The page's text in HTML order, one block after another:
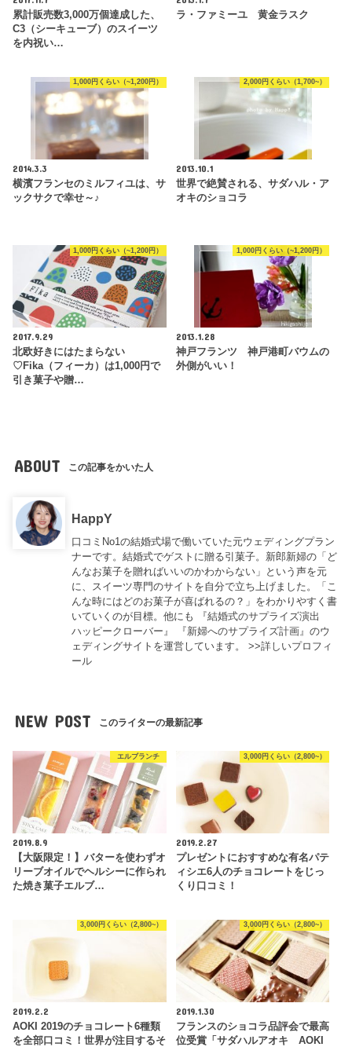
累計販売数3,000万個達成した、
C3（シーキューブ）のスイーツ
を内祝い…
ラ・ファミーユ 黄金ラスク
1,000円くらい（~1,200円）
2014.3.3
横濱フランセのミルフィユは、サ
ックサクで幸せ～♪
2,000円くらい（1,700~）
2013.10.1
世界で絶賛される、サダハル・ア
オキのショコラ
1,000円くらい（~1,200円）
2017.9.29
北欧好きにはたまらない
♡Fika（フィーカ）は1,000円で
引き菓子や贈…
1,000円くらい（~1,200円）
2013.1.28
神戸フランツ 神戸港町バウムの
外側がいい！
ABOUT この記事をかいた人
HappY
口コミNo1の結婚式場で働いていた元ウェディングプラン
ナーです。結婚式でゲストに贈る引菓子。新郎新婦の「ど
んなお菓子を贈ればいいのかわからない」という声を元
に、スイーツ専門のサイトを自分で立ち上げました。「こ
んな時にはどのお菓子が喜ばれるの？」をわかりやすく書
いていくのが目標。他にも
『結婚式のサプライズ演出
ハッピークローバー』
『新婦へのサプライズ計画』のウ
ェディングサイトを運営しています。 >>詳しいプロフィ
ール
NEW POST このライターの最新記事
エルブランチ
2019.8.9
【大阪限定！】バターを使わずオ
リーブオイルでヘルシーに作られ
た焼き菓子エルブ…
3,000円くらい（2,800~）
2019.2.27
プレゼントにおすすめな有名パテ
ィシエ6人のチョコレートをじっ
くり口コミ！
3,000円くらい（2,800~）
2019.2.2
AOKI 2019のチョコレート6種類
を全部口コミ！世界が注目するそ
3,000円くらい（2,800~）
2019.1.30
フランスのショコラ品評会で最高
位受賞「サダハルアオキ AOKI